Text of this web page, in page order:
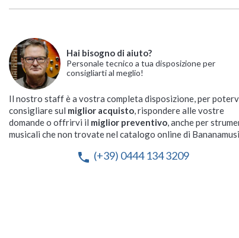
Hai bisogno di aiuto?
Personale tecnico a tua disposizione per
consigliarti al meglio!
Il nostro staff è a vostra completa disposizione, per
consigliare sul miglior acquisto, rispondere alle vostre
domande o offrirvi il miglior preventivo, anche per
musicali che non trovate nel catalogo online di
phone (+39) 0444 134 3209